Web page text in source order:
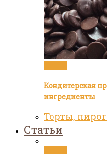
Кондитерская
ингредиенты
Торты,
Статьи